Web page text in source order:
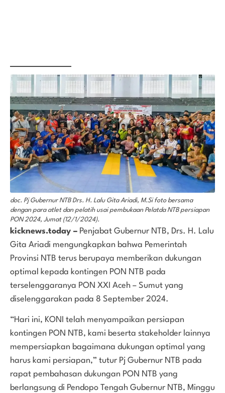
doc. Pj Gubernur NTB Drs. H. Lalu Gita Ariadi, M.Si foto bersama
dengan para atlet dan pelatih usai pembukaan Pelatda NTB persiapan
PON 2024, Jumat (12/1/2024).
kicknews.today – Penjabat Gubernur NTB, Drs. H. Lalu
Gita Ariadi mengungkapkan bahwa Pemerintah
Provinsi NTB terus berupaya memberikan dukungan
optimal kepada kontingen PON NTB pada
terselenggaranya PON XXI Aceh – Sumut yang
diselenggarakan pada 8 September 2024.
“Hari ini, KONI telah menyampaikan persiapan
kontingen PON NTB, kami beserta stakeholder lainnya
mempersiapkan bagaimana dukungan optimal yang
harus kami persiapan,” tutur Pj Gubernur NTB pada
rapat pembahasan dukungan PON NTB yang
berlangsung di Pendopo Tengah Gubernur NTB, Minggu